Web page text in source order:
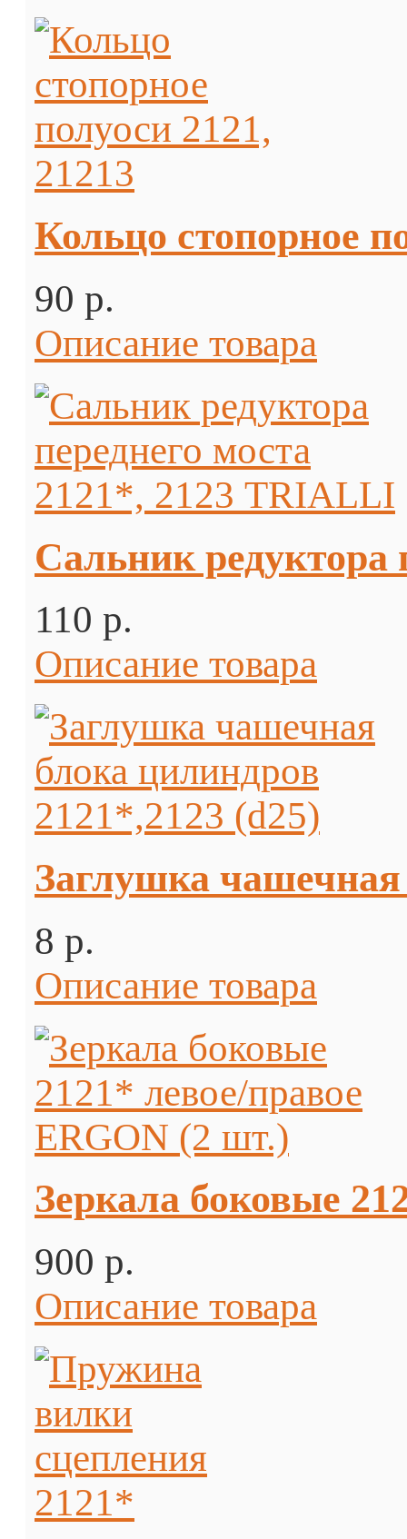
Кольцо стопорное
90 p.
Описание товара
Сальник редуктора
110 p.
Описание товара
Заглушка чашечная
8 p.
Описание товара
Зеркала боковые
900 p.
Описание товара